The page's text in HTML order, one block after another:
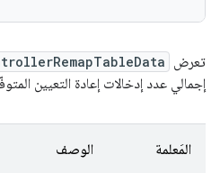
تعرض
إجمالي عدد إدخالات إعادة التعيين
المَعلمة الوصف